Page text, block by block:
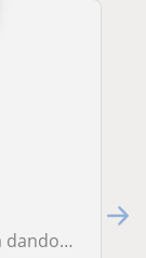
en ingles.